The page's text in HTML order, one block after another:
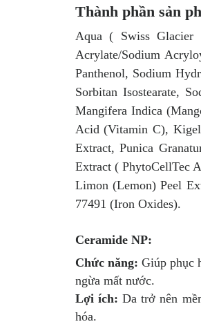
Thành phần sản
Aqua ( Swiss Glacier
Acrylate/Sodium
Panthenol, Sodium
Sorbitan Isostearate,
Mangifera Indica
Acid (Vitamin C),
Extract, Punica
Extract ( PhytoCellTec
Limon (Lemon) Peel
77491 (Iron Oxides).
Ceramide NP:
Chức năng: Giúp phục
ngừa mất nước.
Lợi ích: Da trở nên
hóa.